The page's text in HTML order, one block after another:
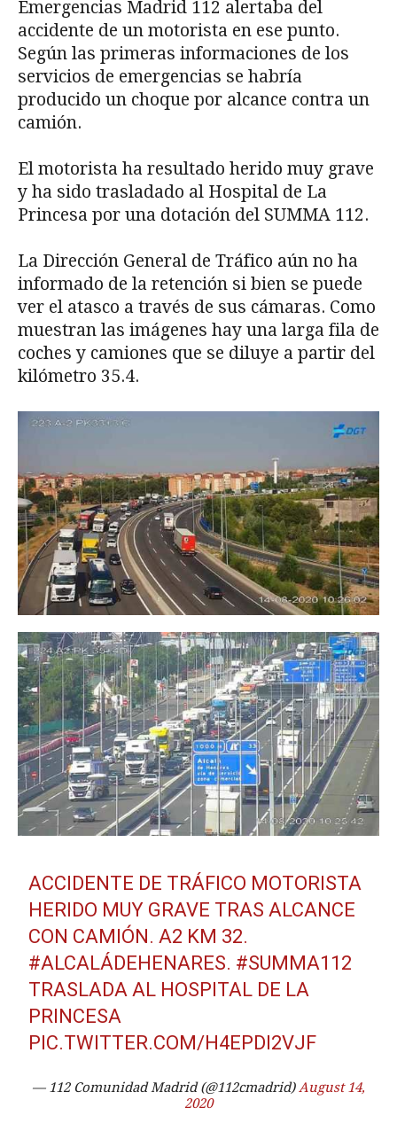
Emergencias Madrid 112 alertaba del
accidente de un motorista en ese punto.
Según las primeras informaciones de los
servicios de emergencias se habría
producido un choque por alcance contra un
camión.
El motorista ha resultado herido muy grave
y ha sido trasladado al Hospital de La
Princesa por una dotación del SUMMA 112.
La Dirección General de Tráfico aún no ha
informado de la retención si bien se puede
ver el atasco a través de sus cámaras. Como
muestran las imágenes hay una larga fila de
coches y camiones que se diluye a partir del
kilómetro 35.4.
ACCIDENTE DE TRÁFICO MOTORISTA
HERIDO MUY GRAVE TRAS ALCANCE
CON CAMIÓN. A2 KM 32.
#ALCALÁDEHENARES. #SUMMA112
TRASLADA AL HOSPITAL DE LA
PRINCESA
PIC.TWITTER.COM/H4EPDI2VJF
— 112 Comunidad Madrid (@112cmadrid)August 14,
2020